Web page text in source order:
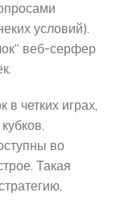
условий).
веб-серфер
четких играх,
во
Такая